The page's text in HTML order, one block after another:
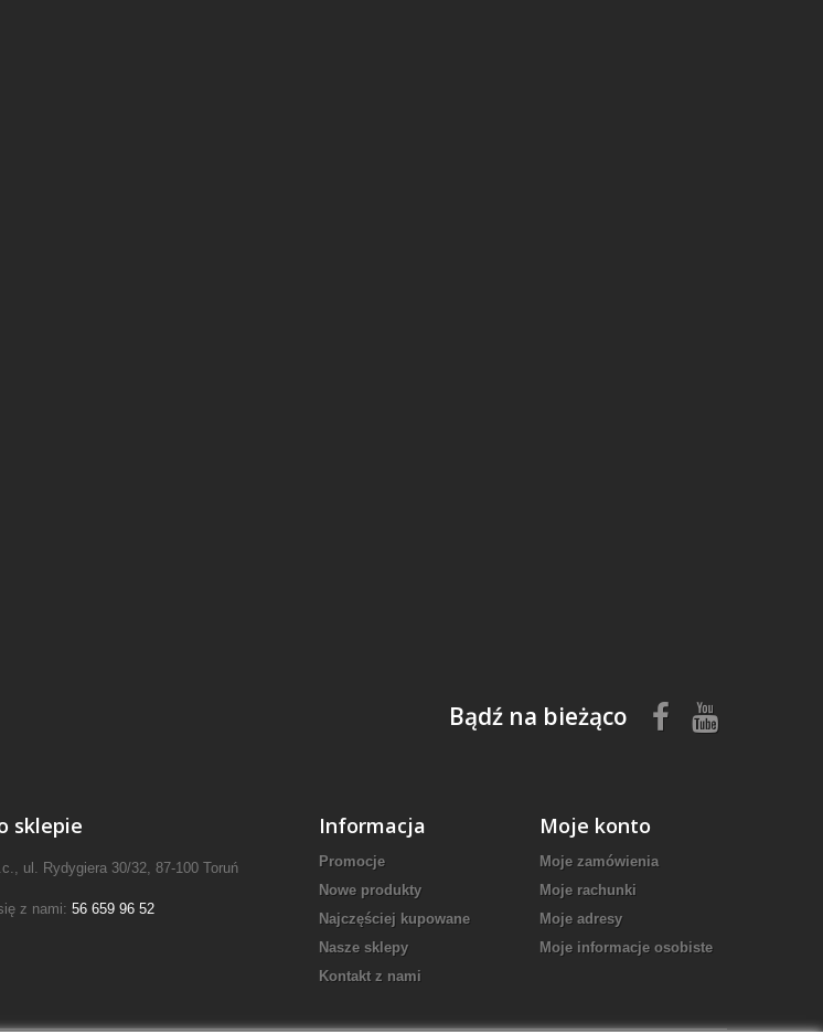
Bądź na bieżąco
sklepie
ul. Rydygiera 30/32, 87-100 Toruń
z nami: 56 659 96 52
Informacja
Promocje
Nowe produkty
Najczęściej kupowane
Nasze sklepy
Kontakt z nami
Moje konto
Moje zamówienia
Moje rachunki
Moje adresy
Moje informacje osobiste